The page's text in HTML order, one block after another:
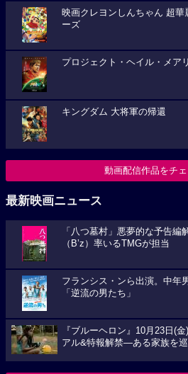
映画クレヨンしんちゃん 超
ーズ
プロジェクト・ヘイル・メア
キングダム 大将軍の帰還
動画配信作品をチ
最新映画ニュース
「八つ墓村」悪夢的な予告編
（B’z）率いるTMGが担当
フランシス・ンら出演。中年
「逆流の男たち」
『ブルーヘロン』10月23日(
アル&特報解禁―ある家族を